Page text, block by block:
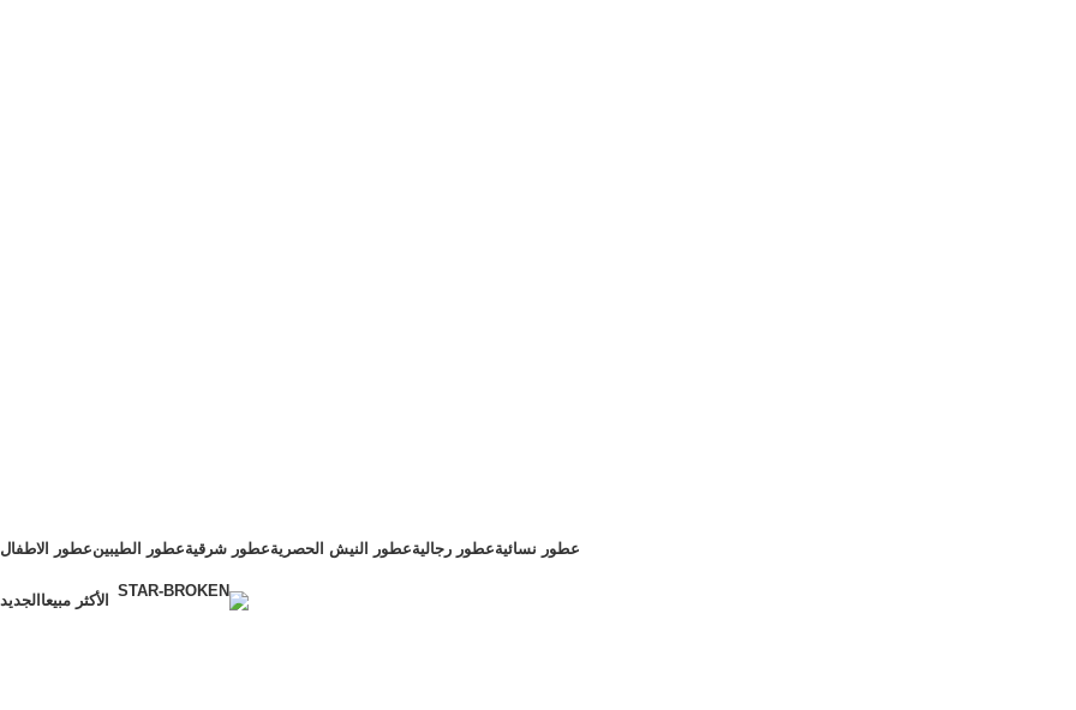
عطور نسائيةعطور رجاليةعطور النيش الحصريةعطور شرقيةعطور الطيبينعطور الاطفال
الأكثر مبيعا الجديد